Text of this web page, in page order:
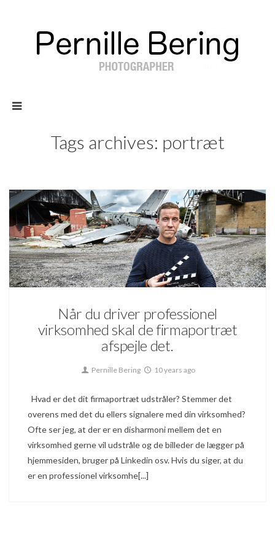
Tags archives: portræt
117
Blog
Når du driver professionel
virksomhed skal de firmaportræt
afspejle det.
Pernille Bering 10 years ago
Hvad er det dit firmaportræt udstråler? Stemmer det
overens med det du ellers signalere med din virksomhed?
Ofte ser jeg, at der er en disharmoni mellem det en
virksomhed gerne vil udstråle og de billeder de lægger på
hjemmesiden, bruger på Linkedin osv. Hvis du siger, at du
er en professionel virksomhe[...]